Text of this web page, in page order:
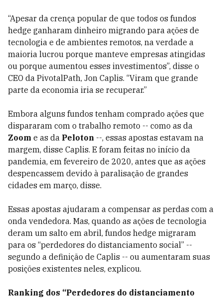
“Apesar da crença popular de que todos os fundos
hedge ganharam dinheiro migrando para ações de
tecnologia e de ambientes remotos, na verdade a
maioria lucrou porque manteve empresas atingidas
ou porque aumentou esses investimentos”, disse o
CEO da PivotalPath, Jon Caplis. “Viram que grande
parte da economia iria se recuperar.”
Embora alguns fundos tenham comprado ações que
dispararam com o trabalho remoto -- como as da
Zoom e as da Peloton --, essas apostas estavam na
margem, disse Caplis. E foram feitas no início da
pandemia, em fevereiro de 2020, antes que as ações
despencassem devido à paralisação de grandes
cidades em março, disse.
Essas apostas ajudaram a compensar as perdas com a
onda vendedora. Mas, quando as ações de tecnologia
deram um salto em abril, fundos hedge migraram
para os “perdedores do distanciamento social” --
segundo a definição de Caplis -- ou aumentaram suas
posições existentes neles, explicou.
Ranking dos “Perdedores do distanciamento